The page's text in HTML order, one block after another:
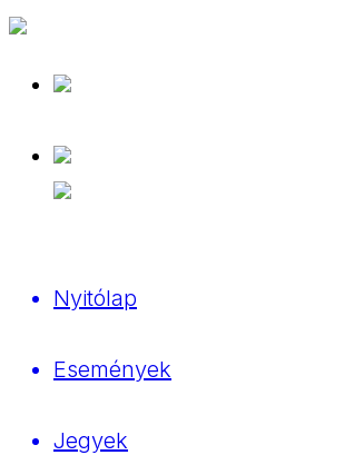
Nyitólap
Események
Jegyek